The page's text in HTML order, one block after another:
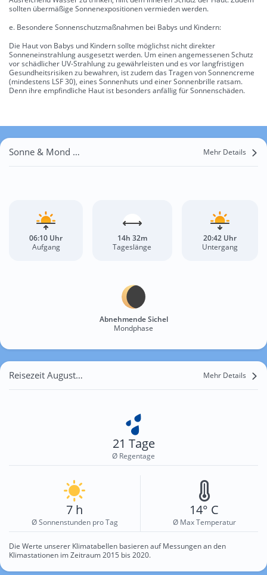
sollten übermäßige Sonnenexpositionen vermieden werden.
e. Besondere Sonnenschutzmaßnahmen bei Babys und Kindern:
Die Haut von Babys und Kindern sollte möglichst nicht direkter
Sonneneinstrahlung ausgesetzt werden. Um einen angemessenen Schutz
vor schädlicher UV-Strahlung zu gewährleisten und es vor langfristigen
Gesundheitsrisiken zu bewahren, ist zudem das Tragen von Sonnencreme
(mindestens LSF 30), eines Sonnenhuts und einer Sonnenbrille ratsam.
Denn ihre empfindliche Haut ist besonders anfällig für Sonnenschäden.
Sonne & Mond Silvaplana Mehr Details
06:10 Uhr
Aufgang
14h 32m
Tageslänge
20:42 Uhr
Untergang
Abnehmende Sichel
Mondphase
Reisezeit August für Silvaplana Mehr Details
21 Tage
Ø Regentage
7 h
Ø Sonnenstunden pro Tag
14° C
Ø Max Temperatur
Die Werte unserer Klimatabellen basieren auf Messungen an den
Klimastationen im Zeitraum 2015 bis 2020.